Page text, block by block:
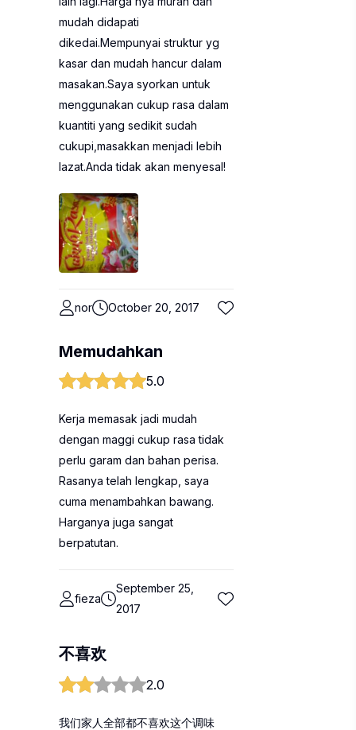
mudah didapati
dikedai.Mempunyai struktur yg
kasar dan mudah hancur dalam
masakan.Saya syorkan untuk
menggunakan cukup rasa dalam
kuantiti yang sedikit sudah
cukupi,masakkan menjadi lebih
lazat.Anda tidak akan menyesal!
nor October 20, 2017
Memudahkan
5.0
Kerja memasak jadi mudah
dengan maggi cukup rasa tidak
perlu garam dan bahan perisa.
Rasanya telah lengkap, saya
cuma menambahkan bawang.
Harganya juga sangat
berpatutan.
fieza
September 25,
2017
不喜欢
2.0
我们家人全部都不喜欢这个调味